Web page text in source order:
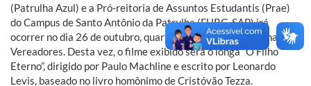
(Patrulha Azul) e a Pró-reitoria de Assuntos Estudantis (Prae)
do Campus de Santo Antônio da Patrulha (FURG-SAP) irá
ocorrer no dia 26 de outubro, quarta-feira, às 19h, na Câmara de
Vereadores. Desta vez, o filme exibido será o longa “O Filho
Eterno”, dirigido por Paulo Machline e escrito por Leonardo
Levis, baseado no livro homônimo de Cristóvão Tezza.